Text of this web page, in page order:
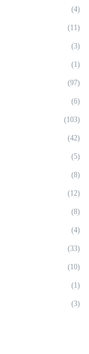
(4)
(11)
(3)
(1)
(97)
(6)
(103)
(42)
(5)
(8)
(12)
(8)
(4)
(33)
(10)
(1)
(3)